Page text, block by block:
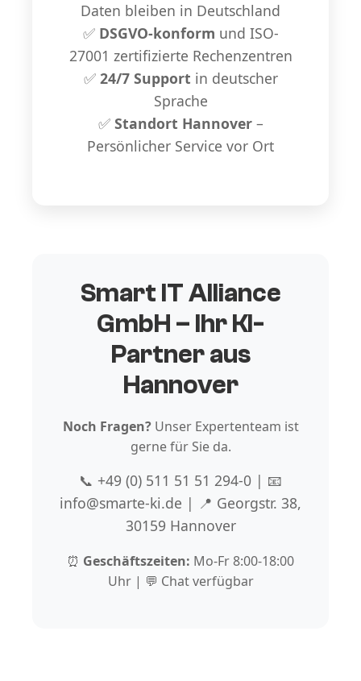
Daten bleiben in Deutschland
✅ DSGVO-konform und ISO-
27001 zertifizierte Rechenzentren
✅ 24/7 Support in deutscher
Sprache
✅ Standort Hannover–
Persönlicher Service vor Ort
Smart IT Alliance
GmbH – Ihr KI-
Partner aus
Hannover
Noch Fragen?Unser Expertenteam ist
gerne für Sie da.
📞 +49 (0) 511 51 51 294-0 | 📧
info@smarte-ki.de | 📍 Georgstr. 38,
30159 Hannover
⏰ Geschäftszeiten: Mo-Fr 8:00-18:00
Uhr | 💬 Chat verfügbar